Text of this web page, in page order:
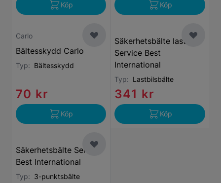
Köp Köp
Carlo
Bältesskydd Carlo
Typ: Bältesskydd
70 kr
Köp
Säkerhetsbälte lastbil
Service Best
International
Typ: Lastbilsbälte
341 kr
Köp
Säkerhetsbälte Service
Best International
Typ: 3-punktsbälte